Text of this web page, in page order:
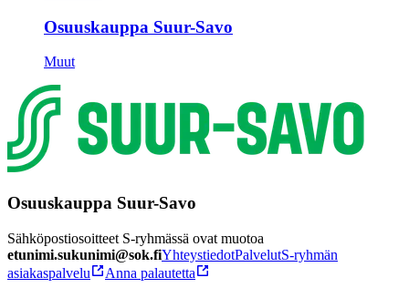
Osuuskauppa Suur-Savo
Muut
Osuuskauppa Suur-Savo
Sähköpostiosoitteet S-ryhmässä ovat muotoa
etunimi.sukunimi@sok.fiYhteystiedotPalvelutS-ryhmän
asiakaspalvelu
Anna palautetta